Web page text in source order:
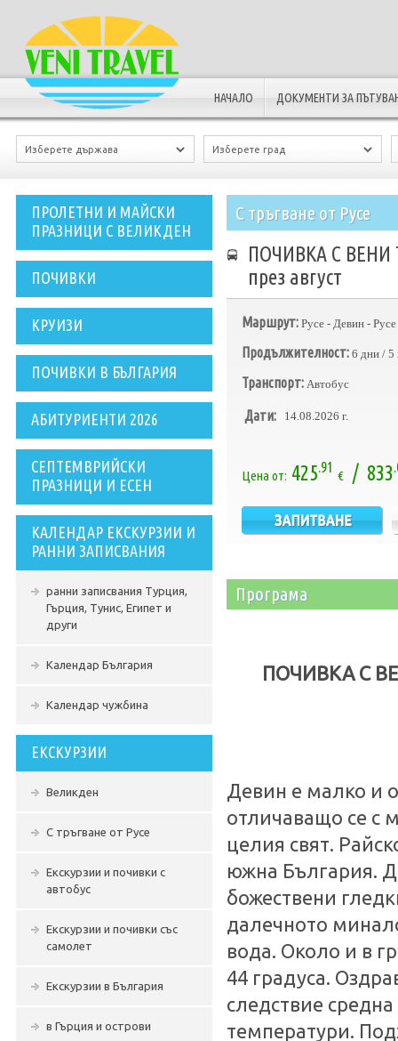
НАЧАЛО ДОКУМЕНТИ ЗА
ПРОЛЕТНИ И МАЙСКИ
ПРАЗНИЦИ С ВЕЛИКДЕН
ПОЧИВКИ
КРУИЗИ
ПОЧИВКИ В БЪЛГАРИЯ
АБИТУРИЕНТИ 2026
СЕПТЕМВРИЙСКИ
ПРАЗНИЦИ И ЕСЕН
КАЛЕНДАР ЕКСКУРЗИИ И
РАННИ ЗАПИСВАНИЯ
ранни записвания Турция,
Гърция, Тунис, Египет и
други
Календар България
Календар чужбина
ЕКСКУРЗИИ
Великден
С тръгване от Русе
Екскурзии и почивки с
автобус
Екскурзии и почивки със
самолет
Екскурзии в България
в Гърция и острови
С тръгване от Русе
ПОЧИВКА С ВЕНИ
през август
Маршрут: Русе - Девин - Русе
Продължителност: 6 дни / 5
Транспорт: Автобус
Дати: 14.08.2026 г.
Цена от: 425.91
€ / 833
Програма
ПОЧИВКА С
Девин е малко и
отличаващо се с
целия свят.
южна България.
божествени
далечното
вода. Около и в
44 градуса.
следствие
температури.